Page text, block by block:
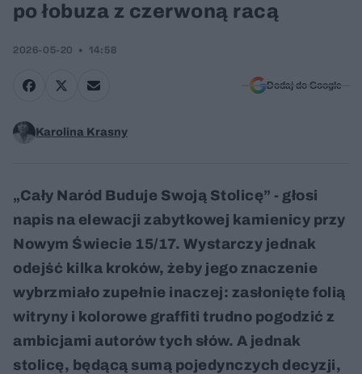
po łobuza z czerwoną racą
2026-05-20 14:58
Dodaj do Google
Karolina Krasny
„Cały Naród Buduje Swoją Stolicę” - głosi
napis na elewacji zabytkowej kamienicy przy
Nowym Świecie 15/17. Wystarczy jednak
odejść kilka kroków, żeby jego znaczenie
wybrzmiało zupełnie inaczej: zasłonięte folią
witryny i kolorowe graffiti trudno pogodzić z
ambicjami autorów tych słów. A jednak
stolicę, będącą sumą pojedynczych decyzji,